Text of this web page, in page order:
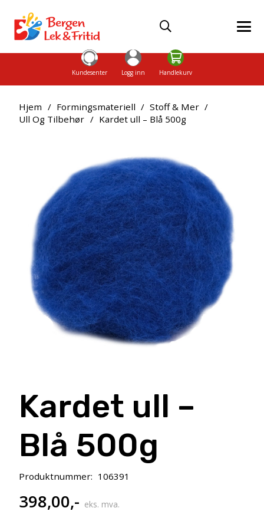
Kundesenter Logg inn Handlekurv
Hjem / Formingsmateriell / Stoff & Mer /
Ull Og Tilbehør / Kardet ull – Blå 500g
Kardet ull –
Blå 500g
Produktnummer: 106391
398,00,- eks. mva.